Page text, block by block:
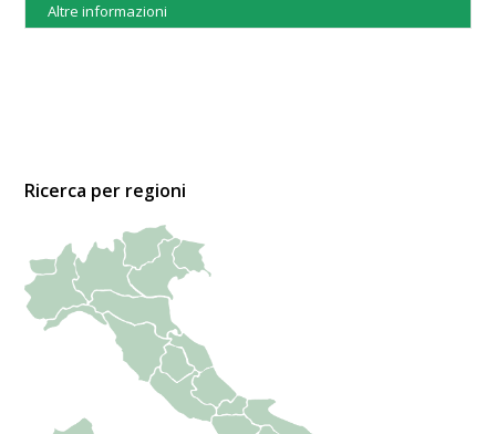
Altre informazioni
Ricerca per regioni